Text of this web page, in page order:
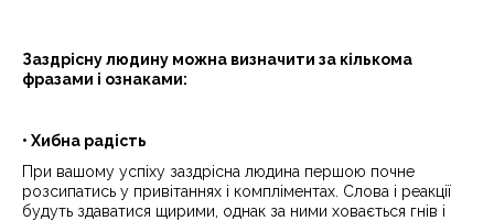
Заздрісну людину можна визначити за кількома
фразами і ознаками:
• Хибна радість
При вашому успіху заздрісна людина першою почне
розсипатись у привітаннях і компліментах. Слова і реакції
будуть здаватися щирими, однак за ними ховається гнів і